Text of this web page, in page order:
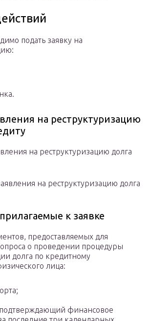
подать заявку на
на реструктуризацию
на реструктуризацию долга
на реструктуризацию долга
к заявке
предоставляемых для
о проведении процедуры
долга по кредитному
лица:
финансовое